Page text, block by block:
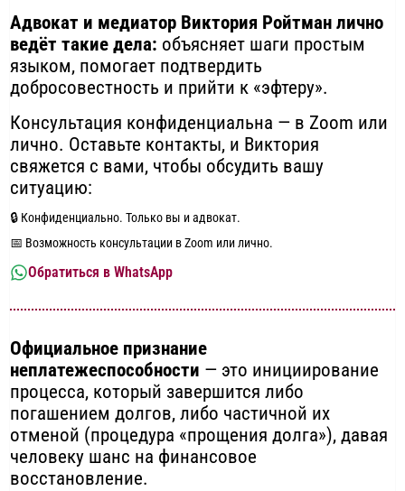
Адвокат и медиатор Виктория Ройтман лично
ведёт такие дела: объясняет шаги простым
языком, помогает подтвердить
добросовестность и прийти к «эфтеру».
Консультация конфиденциальна — в Zoom или
лично. Оставьте контакты, и Виктория
свяжется с вами, чтобы обсудить вашу
ситуацию:
🔒 Конфиденциально. Только вы и адвокат.
📅 Возможность консультации в Zoom или лично.
Обратиться в WhatsApp
Официальное признание
неплатежеспособности — это инициирование
процесса, который завершится либо
погашением долгов, либо частичной их
отменой (процедура «прощения долга»), давая
человеку шанс на финансовое
восстановление.